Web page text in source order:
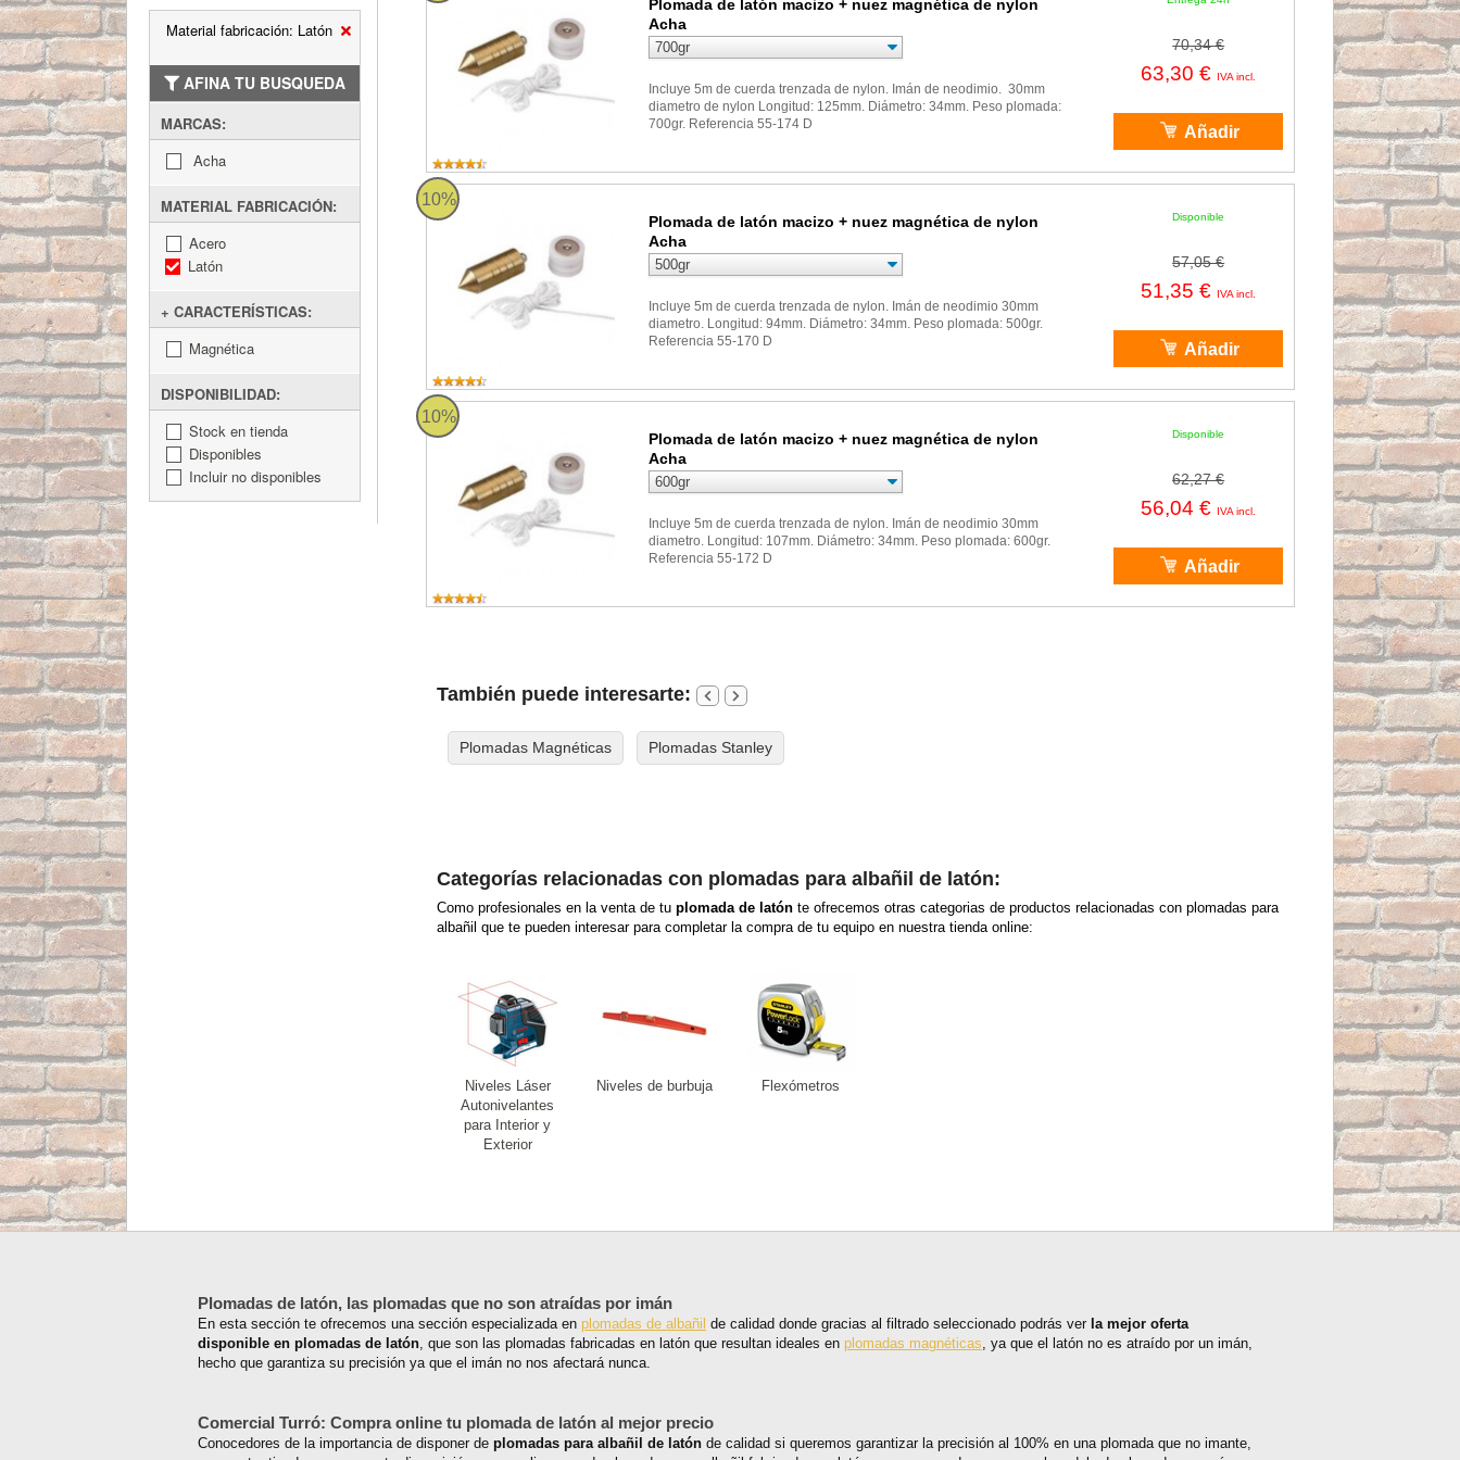
Material fabricación: Latón
AFINA TU BUSQUEDA
MARCAS:
Acha
MATERIAL FABRICACIÓN:
Acero
Latón
+ CARACTERÍSTICAS:
Magnética
DISPONIBILIDAD:
Stock en tienda
Disponibles
Incluir no disponibles
Plomada de latón macizo + nuez magnética de nylon
Acha
Incluye 5m de cuerda trenzada de nylon. Imán de neodimio. 30mm
diametro de nylon Longitud: 125mm. Diámetro: 34mm. Peso plomada:
700gr. Referencia 55-174 D
70,34 €
63,30 € IVA incl.
Añadir
10%
Plomada de latón macizo + nuez magnética de nylon
Acha
Incluye 5m de cuerda trenzada de nylon. Imán de neodimio 30mm
diametro. Longitud: 94mm. Diámetro: 34mm. Peso plomada: 500gr.
Referencia 55-170 D
Disponible
57,05 €
51,35 € IVA incl.
Añadir
Plomada de latón macizo + nuez magnética de nylon Acha
10%
Plomada de latón macizo + nuez magnética de nylon
Acha
Incluye 5m de cuerda trenzada de nylon. Imán de neodimio 30mm
diametro. Longitud: 107mm. Diámetro: 34mm. Peso plomada: 600gr.
Referencia 55-172 D
Disponible
62,27 €
56,04 € IVA incl.
Añadir
Plomada de latón macizo + nuez magnética de nylon Acha
También puede interesarte:
Plomadas Magnéticas Plomadas Stanley
Categorías relacionadas con plomadas para albañil de latón:
Como profesionales en la venta de tu plomada de latón te ofrecemos otras categorias de productos relacionadas con plomadas para
albañil que te pueden interesar para completar la compra de tu equipo en nuestra tienda online:
Niveles Láser
Autonivelantes
para Interior y
Exterior
Niveles de burbuja Flexómetros
Plomadas de latón, las plomadas que no son atraídas por imán
En esta sección te ofrecemos una sección especializada en plomadas de albañil de calidad donde gracias al filtrado seleccionado podrás ver la mejor oferta
disponible en plomadas de latón , que son las plomadas fabricadas en latón que resultan ideales en plomadas magnéticas , ya que el latón no es atraído por un imán,
hecho que garantiza su precisión ya que el imán no nos afectará nunca.
Comercial Turró: Compra online tu plomada de latón al mejor precio
Conocedores de la importancia de disponer de plomadas para albañil de latón de calidad si queremos garantizar la precisión al 100% en una plomada que no imante,